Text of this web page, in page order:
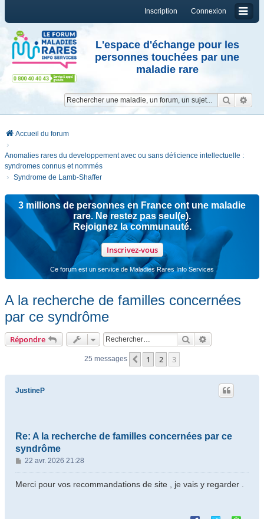
Connexion
Inscription
L'espace d'échange pour les
personnes touchées par une
maladie rare
Accueil du forum
Anomalies rares du developpement avec ou sans déficience intellectuelle :
syndromes connus et nommés
Syndrome de Lamb-Shaffer
3 millions de personnes en France ont une maladie
rare. Ne restez pas seul(e).
Rejoignez la communauté.
Inscrivez-vous
Ce forum est un service de Maladies Rares Info Services
A la recherche de familles concernées
par ce syndrôme
Répondre Rechercher
25 messages Précédent
1 2 3
JustineP
Re: A la recherche de familles concernées par ce
syndrôme
M
e
s
22 avr. 2026 21:28
Merci pour vos recommandations de site , je vais y regarder .